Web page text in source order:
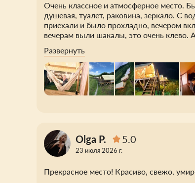
Очень классное и атмосферное место.
душевая, туалет, раковина, зеркало. С
приехали и было прохладно, вечером
вечерам выли шакалы, это очень клево.
посетить глэмпинг. Не часто где можно
жизнь.
Развернуть
Olga P. 5.0
23 июля 2026 г.
Прекрасное место! Красиво, свежо,